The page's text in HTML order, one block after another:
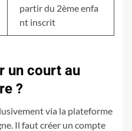
partir du 2ème enfa
nt inscrit
un court au
?
via la plateforme
Il faut créer un compte